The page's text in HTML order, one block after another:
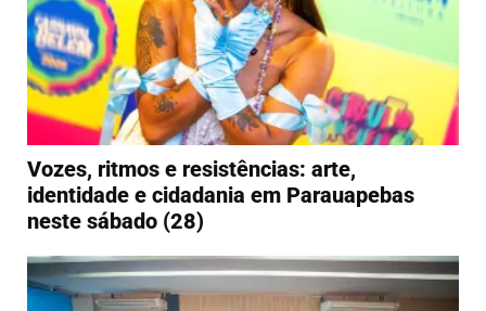
Vozes, ritmos e resistências: arte,
identidade e cidadania em Parauapebas
neste sábado (28)